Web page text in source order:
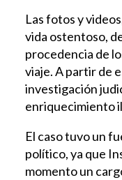
Las fotos y
vida ostentoso,
procedencia de
viaje. A partir de
investigación
enriquecimiento
El caso tuvo un
político, ya que
momento un